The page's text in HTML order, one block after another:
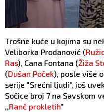
Trošne kuće u kojima su
Veliborka Prodanović (
Ras), Cana Fontana (Žiža
(Dušan Poček), posle više
serije "Srećni ljudi", još
Sočice broj 7 na Savskom
,,Ranč prokletih"